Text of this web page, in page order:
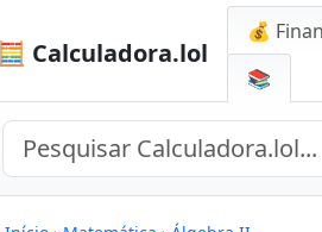
🧮 Calculadora.lol
💰
📚